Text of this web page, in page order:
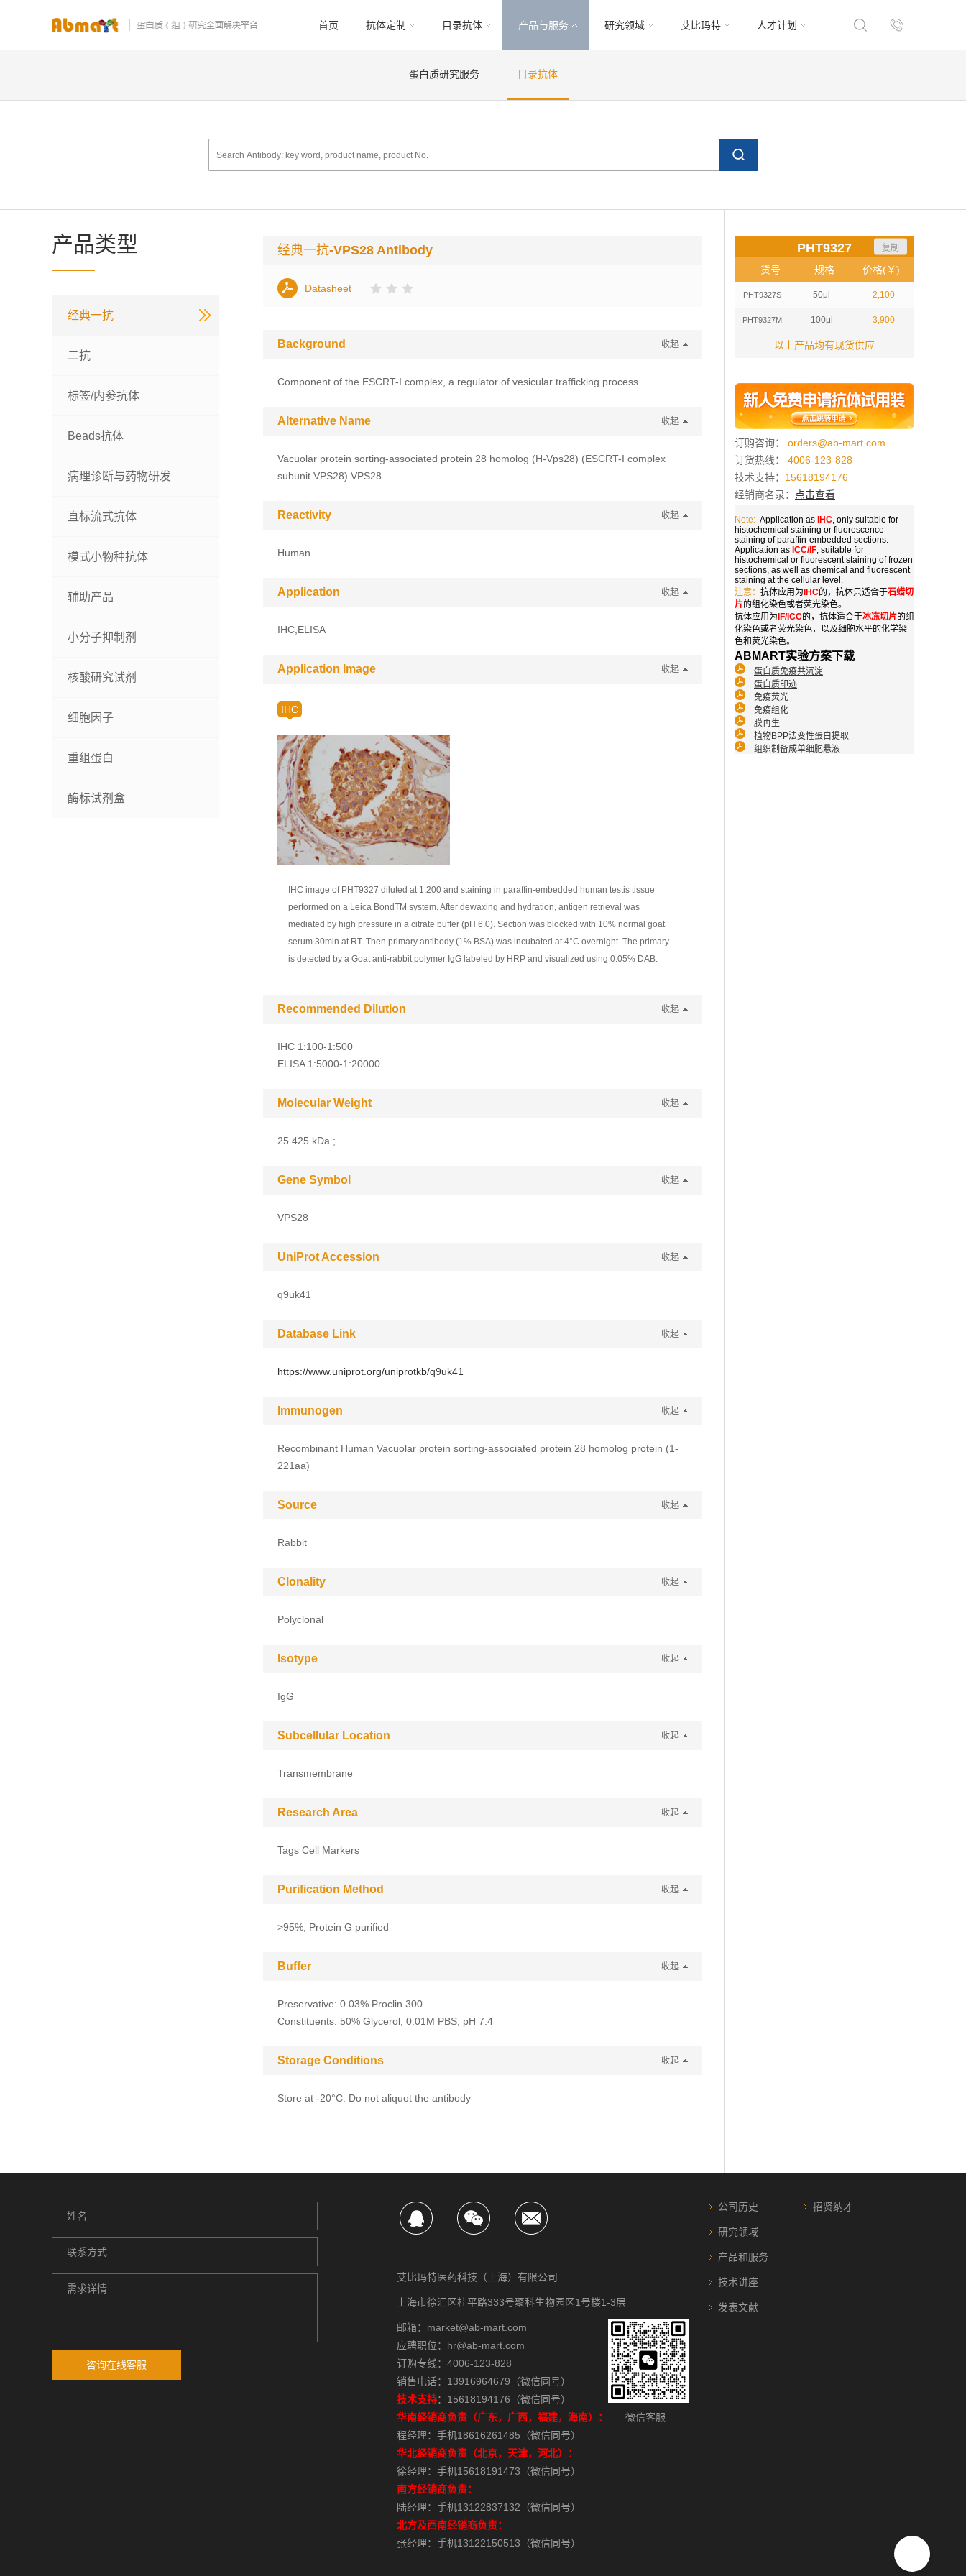
首页 抗体定制 目录抗体 产品与服务 研究领域 艾比玛特 人才计划
蛋白质研究服务 目录抗体
产品类型
经典一抗
二抗
标签/内参抗体
Beads抗体
病理诊断与药物研发
直标流式抗体
模式小物种抗体
辅助产品
小分子抑制剂
核酸研究试剂
细胞因子
重组蛋白
酶标试剂盒
PHT9327 复制
货号 规格 价格(￥)
PHT9327S 50μl 2,100
PHT9327M 100μl 3,900
以上产品均有现货供应
订购咨询：
orders@ab-mart.com
订货热线：
4006-123-828
技术支持： 15618194176
经销商名录：
点击查看
Note: Application as IHC, only suitable for
histochemical staining or fluorescence
staining of paraffin-embedded sections.
Application as ICC/IF, suitable for
histochemical or fluorescent staining of frozen
sections, as well as chemical and fluorescent
staining at the cellular level.
注意： 抗体应用为 IHC的，抗体只适合于石蜡切
片的组化染色或者荧光染色。
抗体应用为 IF/ICC的，抗体适合于冰冻切片的组
化染色或者荧光染色，以及细胞水平的化学染
色和荧光染色。
ABMART实验方案下载
蛋白质免疫共沉淀
蛋白质印迹
免疫荧光
免疫组化
膜再生
植物BPP法变性蛋白提取
组织制备成单细胞悬液
经典一抗-VPS28 Antibody
Datasheet
Background 收起
Component of the ESCRT-I complex, a regulator of vesicular trafficking process.
Alternative Name 收起
Vacuolar protein sorting-associated protein 28 homolog (H-Vps28) (ESCRT-I complex
subunit VPS28) VPS28
Reactivity 收起
Human
Application 收起
IHC,ELISA
Application Image 收起
IHC
IHC image of PHT9327 diluted at 1:200 and staining in paraffin-embedded human testis tissue
performed on a Leica BondTM system. After dewaxing and hydration, antigen retrieval was
mediated by high pressure in a citrate buffer (pH 6.0). Section was blocked with 10% normal goat
serum 30min at RT. Then primary antibody (1% BSA) was incubated at 4°C overnight. The primary
is detected by a Goat anti-rabbit polymer IgG labeled by HRP and visualized using 0.05% DAB.
Recommended Dilution 收起
IHC 1:100-1:500
ELISA 1:5000-1:20000
Molecular Weight 收起
25.425 kDa ;
Gene Symbol 收起
VPS28
UniProt Accession 收起
q9uk41
Database Link 收起
https://www.uniprot.org/uniprotkb/q9uk41
Immunogen 收起
Recombinant Human Vacuolar protein sorting-associated protein 28 homolog protein (1-
221aa)
Source 收起
Rabbit
Clonality 收起
Polyclonal
Isotype 收起
IgG
Subcellular Location 收起
Transmembrane
Research Area 收起
Tags Cell Markers
Purification Method 收起
>95%, Protein G purified
Buffer 收起
Preservative: 0.03% Proclin 300
Constituents: 50% Glycerol, 0.01M PBS, pH 7.4
Storage Conditions 收起
Store at -20°C. Do not aliquot the antibody
咨询在线客服
艾比玛特医药科技（上海）有限公司
上海市徐汇区桂平路333号聚科生物园区1号楼1-3层
邮箱：market@ab-mart.com
应聘职位：hr@ab-mart.com
订购专线：4006-123-828
销售电话：13916964679（微信同号）
技术支持：15618194176（微信同号）
华南经销商负责（广东，广西，福建，海南）：
程经理：手机18616261485（微信同号）
华北经销商负责（北京，天津，河北）：
徐经理：手机15618191473（微信同号）
南方经销商负责：
陆经理：手机13122837132（微信同号）
北方及西南经销商负责：
张经理：手机13122150513（微信同号）
微信客服
公司历史
研究领域
产品和服务
技术讲座
发表文献
招贤纳才